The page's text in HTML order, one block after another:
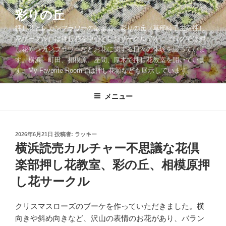
コ
ン
テ
ン
ツ
へ
ス
彩りの丘
押し花とレカンフラワーの散歩道。彩りの丘（草部睦子主宰押し
花サークル）は押し花を中心としたサークルです。ブログでは押
し花やレカンフラワーなどお花に関する日々の体験を綴っていま
す。横浜、町田、相模原、座間、厚木で押し花教室を開いていま
す。My Favorite Roomでは押し花額なども展示しています。
メニュー
投
稿
日:
2026年6月21日 投稿者: ラッキー
横浜読売カルチャー不思議な花倶
楽部押し花教室、彩の丘、相模原押
し花サークル
クリスマスローズのブーケを作っていただきました。横
向きや斜め向きなど、沢山の表情のお花があり、バラン